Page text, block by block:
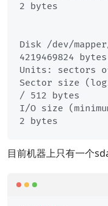
2 bytes
Disk /dev/
4219469824
Units: sectors
Sector size
/ 512 bytes
I/O size
目前机器上只有一个